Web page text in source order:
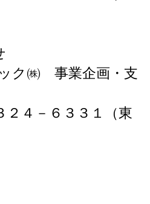
ク㈱ 事業企画・支
２４－６３３１（東